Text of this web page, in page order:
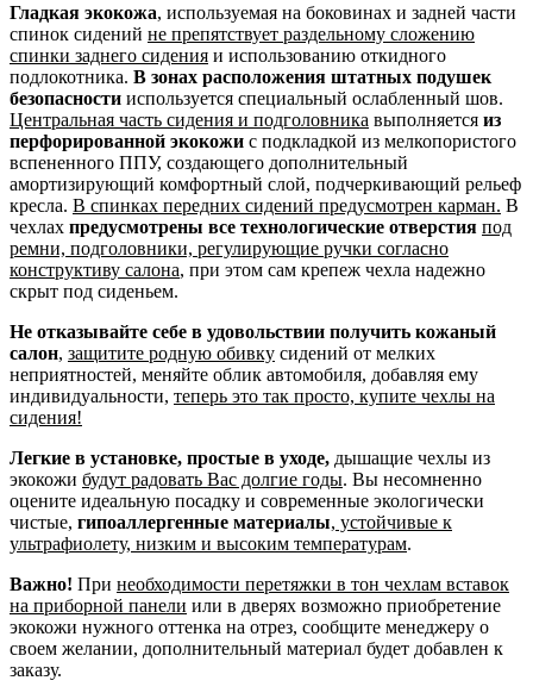
Гладкая экокожа, используемая на боковинах и задней части
спинок сидений не препятствует раздельному сложению
спинки заднего сидения и использованию откидного
подлокотника. В зонах расположения штатных подушек
безопасности используется специальный ослабленный шов.
Центральная часть сидения и подголовника выполняется из
перфорированной экокожи с подкладкой из мелкопористого
вспененного ППУ, создающего дополнительный
амортизирующий комфортный слой, подчеркивающий рельеф
кресла. В спинках передних сидений предусмотрен карман. В
чехлах предусмотрены все технологические отверстия под
ремни, подголовники, регулирующие ручки согласно
конструктиву салона, при этом сам крепеж чехла надежно
скрыт под сиденьем.
Не отказывайте себе в удовольствии получить кожаный
салон, защитите родную обивку сидений от мелких
неприятностей, меняйте облик автомобиля, добавляя ему
индивидуальности, теперь это так просто, купите чехлы на
сидения!
Легкие в установке, простые в уходе, дышащие чехлы из
экокожи будут радовать Вас долгие годы. Вы несомненно
оцените идеальную посадку и современные экологически
чистые, гипоаллергенные материалы, устойчивые к
ультрафиолету, низким и высоким температурам.
Важно! При необходимости перетяжки в тон чехлам вставок
на приборной панели или в дверях возможно приобретение
экокожи нужного оттенка на отрез, сообщите менеджеру о
своем желании, дополнительный материал будет добавлен к
заказу.